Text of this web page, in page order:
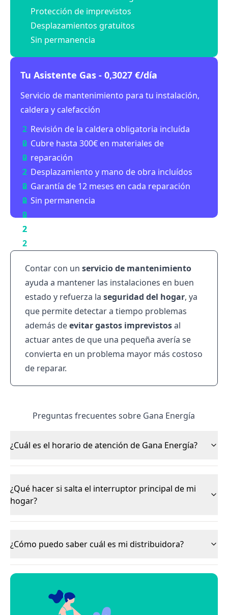
Protección de imprevistos
Desplazamientos gratuitos
Sin permanencia
Tu Asistente Gas - 0,3027 €/día
Servicio de mantenimiento para tu instalación,
caldera y calefacción
Revisión de la caldera obligatoria incluída
Cubre hasta 300€ en materiales de
reparación
Desplazamiento y mano de obra incluídos
Garantía de 12 meses en cada reparación
Sin permanencia
Contar con un servicio de mantenimiento
ayuda a mantener las instalaciones en buen
estado y refuerza la seguridad del hogar, ya
que permite detectar a tiempo problemas
además deevitar gastos imprevistosal
actuar antes de que una pequeña avería se
convierta en un problema mayor más costoso
de reparar.
Preguntas frecuentes sobre Gana Energía
¿Cuál es el horario de atención de Gana Energía?
¿Qué hacer si salta el interruptor principal de mi
hogar?
¿Cómo puedo saber cuál es mi distribuidora?